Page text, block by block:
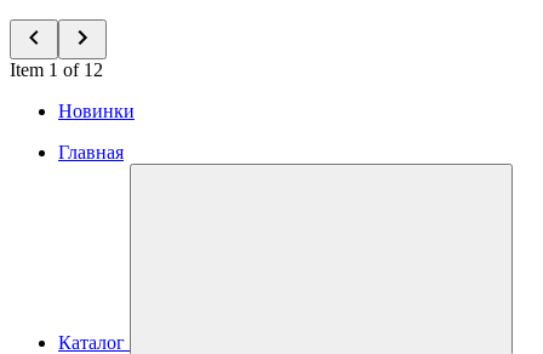
Item 1 of 12
Новинки
Главная
Каталог